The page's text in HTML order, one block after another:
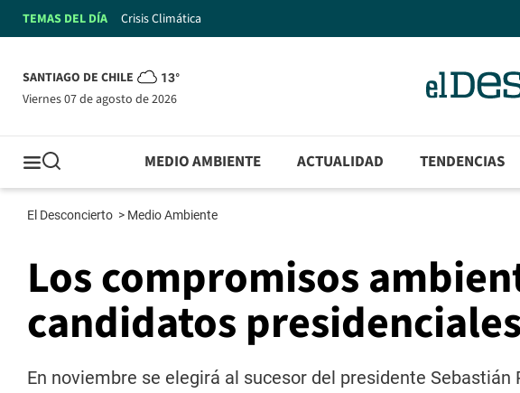
TEMAS DEL DÍA Crisis Climática
SANTIAGO DE CHILE 13°
viernes 07 de agosto de 2026
MEDIO AMBIENTE ACTUALIDAD TENDENCIAS
El Desconcierto > Medio Ambiente
Los compromisos
candidatos
En noviembre se elegirá al sucesor del presidente